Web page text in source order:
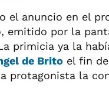
el anuncio en el
emitido por la
primicia ya la
de Brito el fin
protagonista la